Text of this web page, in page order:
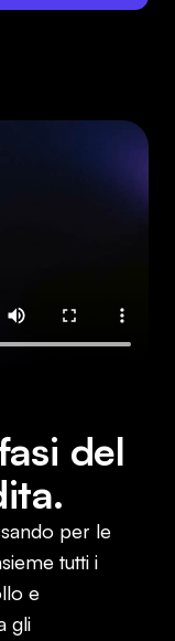
del
per le
tutti i
e
gli